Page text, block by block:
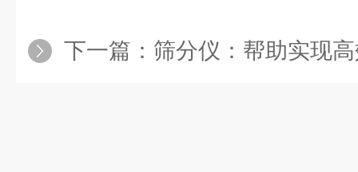
下一篇： 筛分仪：帮助实现高效